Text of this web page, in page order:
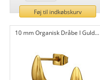
Føj til indkøbskurv
10 mm Organisk Dråbe I Guldfarve - Stålørestikker 316L kirurgisk rustfrit stål CH51440